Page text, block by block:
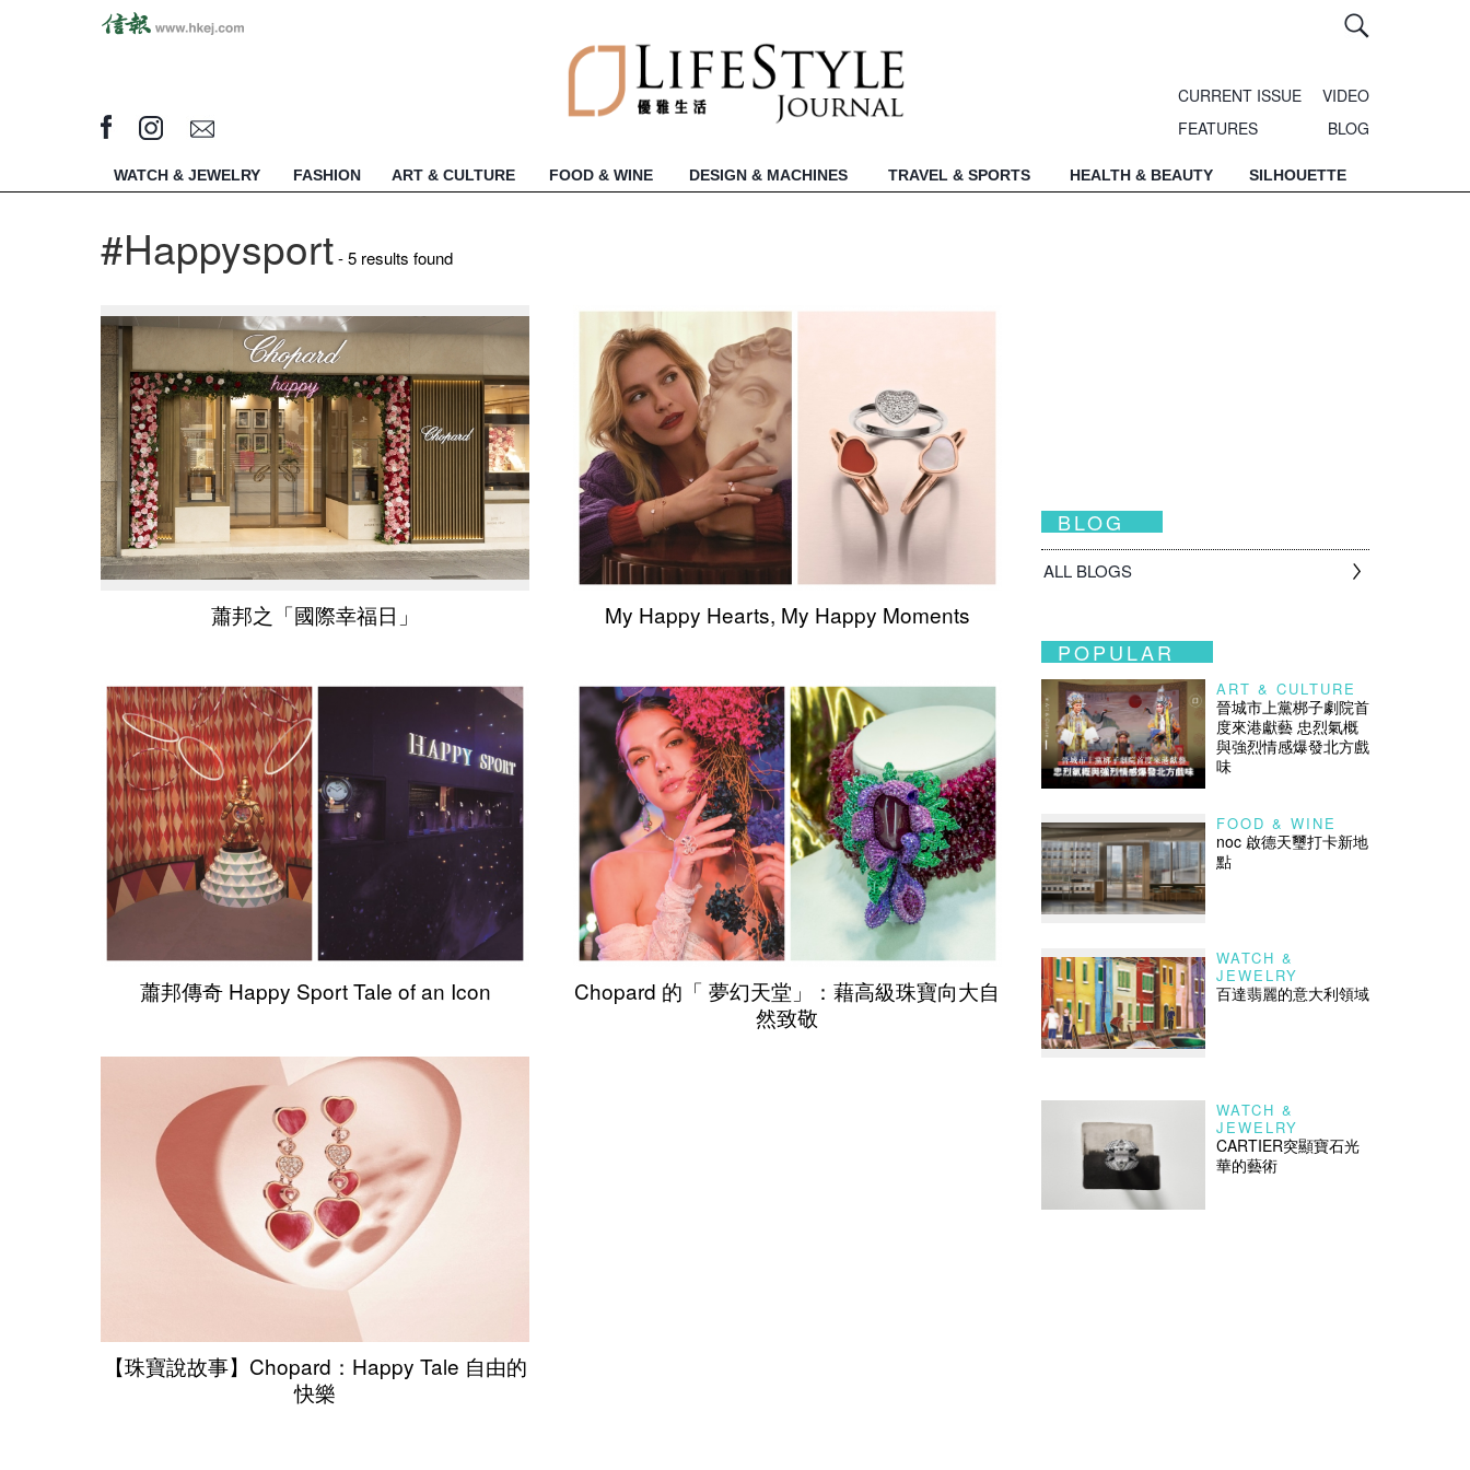
CURRENT ISSUE
VIDEO
FEATURES
BLOG
WATCH & JEWELRY FASHION ART & CULTURE FOOD & WINE DESIGN & MACHINES TRAVEL & SPORTS HEALTH & BEAUTY SILHOUETTE
#Happysport- 5 results found
蕭邦之「國際幸福日」 My Happy Hearts, My Happy Moments
蕭邦傳奇 Happy Sport Tale of an Icon
Chopard 的「 夢幻天堂」：藉高級珠寶向大自
然致敬
【珠寶說故事】Chopard：Happy Tale 自由的
快樂
BLOG
ALL BLOGS
POPULAR
ART & CULTURE
晉城市上黨梆子劇院首
度來港獻藝 忠烈氣概
與強烈情感爆發北方戲
味
FOOD & WINE
noc 啟德天璽打卡新地
點
WATCH &
JEWELRY
百達翡麗的意大利領域
WATCH &
JEWELRY
CARTIER突顯寶石光
華的藝術